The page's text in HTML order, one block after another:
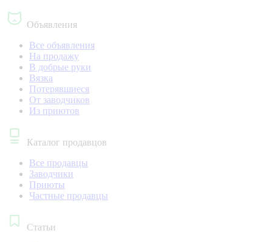
Объявления
Все объявления
На продажу
В добрые руки
Вязка
Потерявшиеся
От заводчиков
Из приютов
Каталог продавцов
Все продавцы
Заводчики
Приюты
Частные продавцы
Статьи